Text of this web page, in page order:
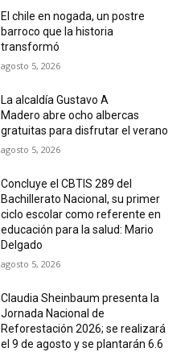
El chile en nogada, un postre
barroco que la historia
transformó
agosto 5, 2026
La alcaldía Gustavo A
Madero abre ocho albercas
gratuitas para disfrutar el verano
agosto 5, 2026
Concluye el CBTIS 289 del
Bachillerato Nacional, su primer
ciclo escolar como referente en
educación para la salud: Mario
Delgado
agosto 5, 2026
Claudia Sheinbaum presenta la
Jornada Nacional de
Reforestación 2026; se realizará
el 9 de agosto y se plantarán 6.6